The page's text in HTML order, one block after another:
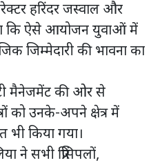
हरिंदर जस्वाल और
कि ऐसे आयोजन युवाओं में
जिम्मेदारी की भावना का
मैनेजमेंट की ओर से
को उनके-अपने क्षेत्र में
भी किया गया।
ने सभी प्रिंसिपलों,